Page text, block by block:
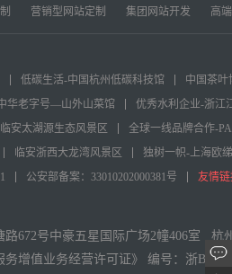
营销型网站定制 集团网站开发 高
低碳生活-中国杭州低碳科技馆
中国茶叶
华老字号—山外山菜馆
优秀水利企业-浙江
安太湖源生态风景区
全球一线品牌合作-
临安浙西大龙湾风景区
独树一帜-上海欧
公安部备案：33010202000381号 友情
路672号中豪五星国际广场2幢406室
务增值业务经营许可证》 编号：浙B2-